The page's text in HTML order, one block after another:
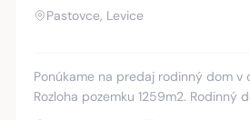
Pastovce, Levice
Ponúkame na predaj rodinný dom v
Rozloha pozemku 1259m2. Rodinný dom pozostáva z
prízemia a poschodia. Prízemie: priestranná obývačka